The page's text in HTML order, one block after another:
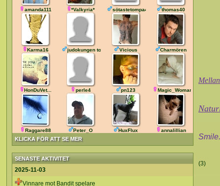
KLICKA FÖR ATT SE MER
amanda111 *Valkyria* sötastetompa42 thomas40
Karma16 judokungen tompa Vicious Charmören
HonDuVet... perle4 pn123 Magic_Woman76
Raggare88 Peter_O HuxFlux annalillian
SENASTE AKTIVITET
2025-11-03
Vinnare mot Bandit spelare
(3)